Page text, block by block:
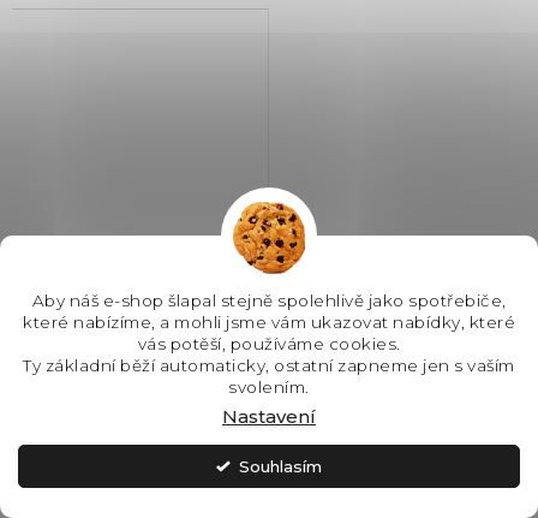
Aby náš e-shop šlapal stejně spolehlivě jako spotřebiče,
které nabízíme, a mohli jsme vám ukazovat nabídky, které
vás potěší, používáme cookies.
Ty základní běží automaticky, ostatní zapneme jen s vaším
svolením.
Nastavení
Souhlasím
Bosch SPV4EKX17E
vestavná myčka nádobí
Serie 4
14 990 Kč